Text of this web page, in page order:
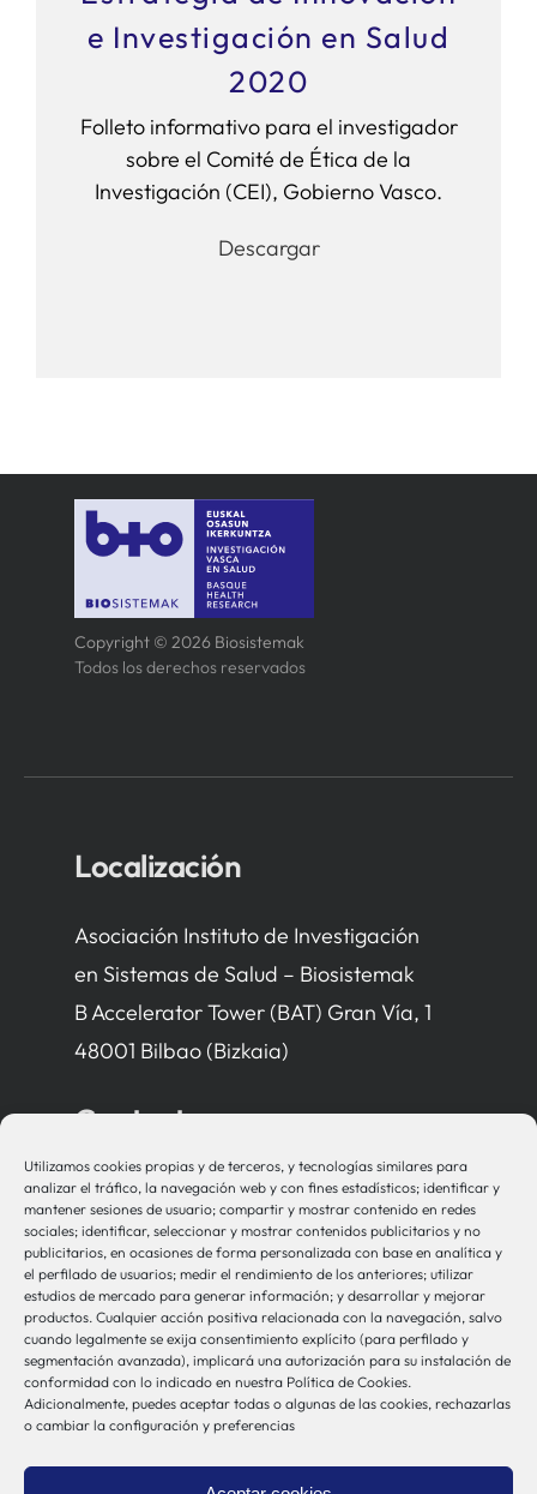
Utilizamos cookies propias y de terceros, y tecnologías similares para
analizar el tráfico, la navegación web y con fines estadísticos; identificar y
mantener sesiones de usuario; compartir y mostrar contenido en redes
sociales; identificar, seleccionar y mostrar contenidos publicitarios y no
publicitarios, en ocasiones de forma personalizada con base en analítica y
el perfilado de usuarios; medir el rendimiento de los anteriores; utilizar
estudios de mercado para generar información; y desarrollar y mejorar
productos. Cualquier acción positiva relacionada con la navegación, salvo
cuando legalmente se exija consentimiento explícito (para perfilado y
segmentación avanzada), implicará una autorización para su instalación de
conformidad con lo indicado en nuestra Política de Cookies.
Adicionalmente, puedes aceptar todas o algunas de las cookies, rechazarlas
o cambiar la configuración y preferencias
e Investigación en Salud
2020
Folleto informativo para el investigador
sobre el Comité de Ética de la
Investigación (CEI), Gobierno Vasco.
Descargar
Copyright © 2026 Biosistemak
Todos los derechos reservados
Localización
Asociación Instituto de Investigación
en Sistemas de Salud – Biosistemak
B Accelerator Tower (BAT) Gran Vía, 1
48001 Bilbao (Bizkaia)
Contacto
bio-sistemak@bio-sistemak.eus
944 00 77 90
Otros Enlaces
Osakidetza